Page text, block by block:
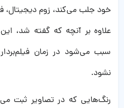
خود جلب می‌کند، زوم
سبب می‌شود در زمان
نشود.
رنگ‌هایی که در تصاویر ثبت